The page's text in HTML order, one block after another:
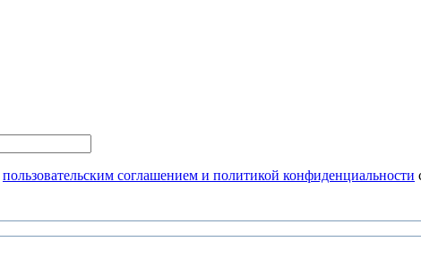
пользовательским соглашением и политикой конфиденциальности